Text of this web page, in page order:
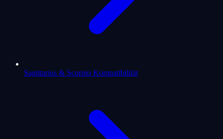
Sagittarius & Scorpio Kompatibilität